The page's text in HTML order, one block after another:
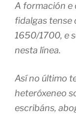
A formación e
fidalgas tense
1650/1700, e
nesta línea.
Así no último
heteróxeneo
escribáns,